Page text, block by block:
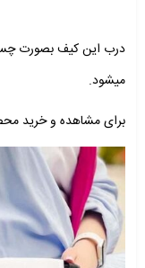
درب این کیف بصورت
میشود.
برای مشاهده و خرید